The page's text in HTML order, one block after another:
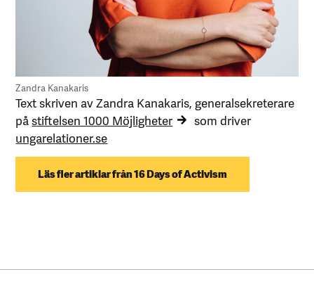
Zandra Kanakaris
Text skriven av Zandra Kanakaris, generalsekreterare
påstiftelsen 1000 Möjligheter
som driver
ungarelationer.se
Läs fler artiklar från 16 Days of Activism